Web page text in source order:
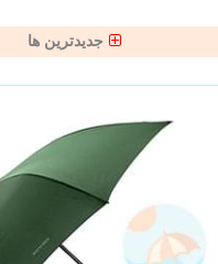
جدیدترین ها